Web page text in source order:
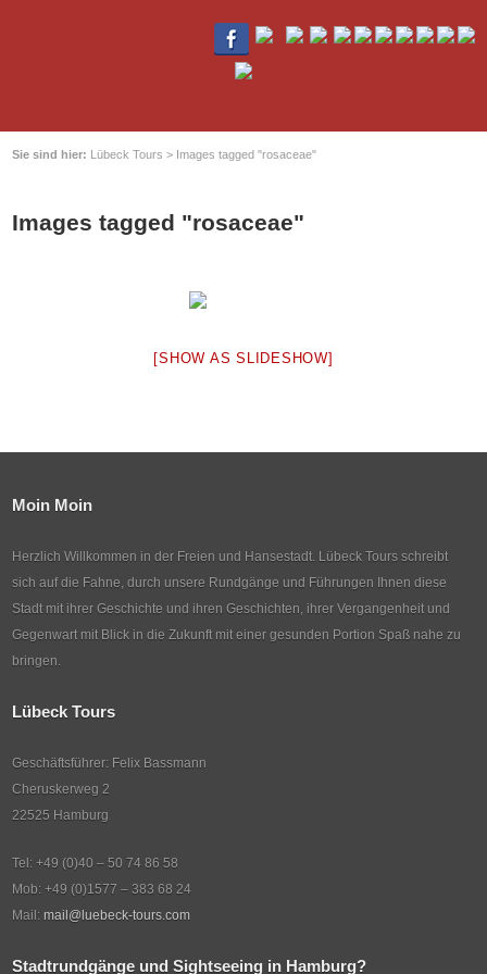
Sie sind hier: Lübeck Tours > Images tagged "rosaceae"
Images tagged "rosaceae"
[SHOW AS SLIDESHOW]
Moin Moin
Herzlich Willkommen in der Freien und Hansestadt. Lübeck Tours schreibt
sich auf die Fahne, durch unsere Rundgänge und Führungen Ihnen diese
Stadt mit ihrer Geschichte und ihren Geschichten, ihrer Vergangenheit und
Gegenwart mit Blick in die Zukunft mit einer gesunden Portion Spaß nahe zu
bringen.
Lübeck Tours
Geschäftsführer: Felix Bassmann
Cheruskerweg 2
22525 Hamburg
Tel: +49 (0)40 – 50 74 86 58
Mob: +49 (0)1577 – 383 68 24
Mail:mail@luebeck-tours.com
Stadtrundgänge und Sightseeing in Hamburg?